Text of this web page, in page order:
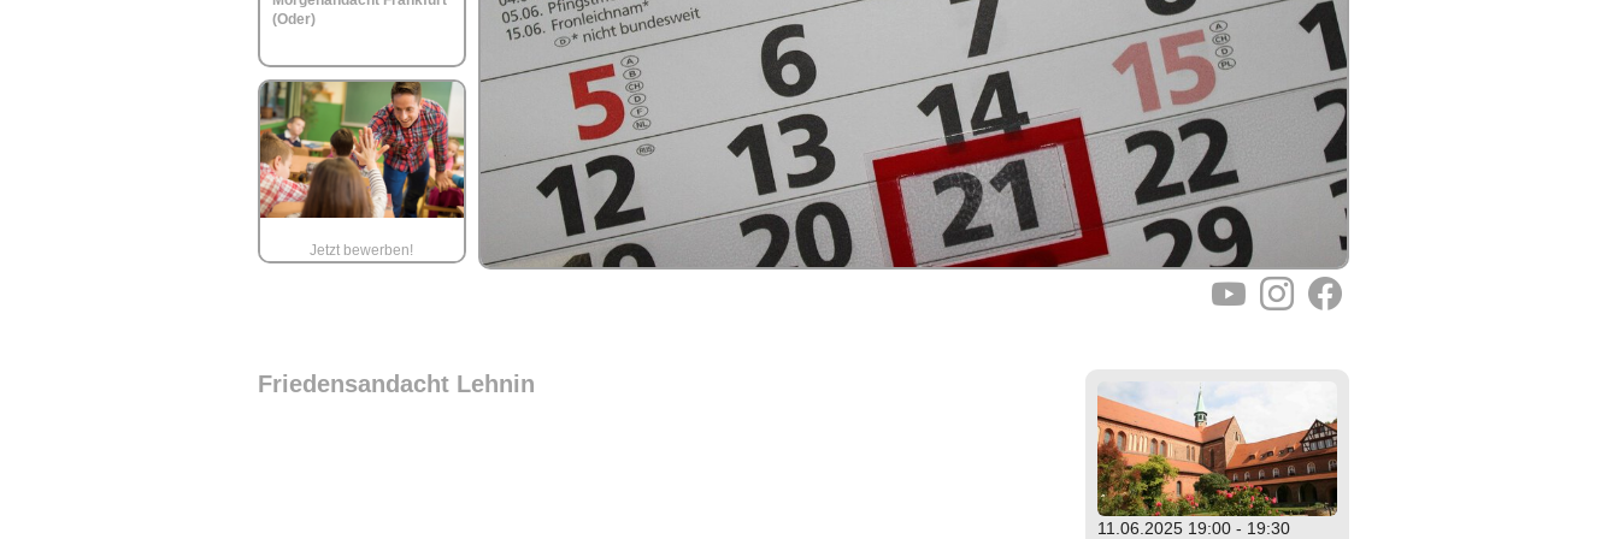
(Oder)
Jetzt bewerben!
YouTubeInstagramFacebook
Friedensandacht Lehnin
11.06.2025 19:00 - 19:30